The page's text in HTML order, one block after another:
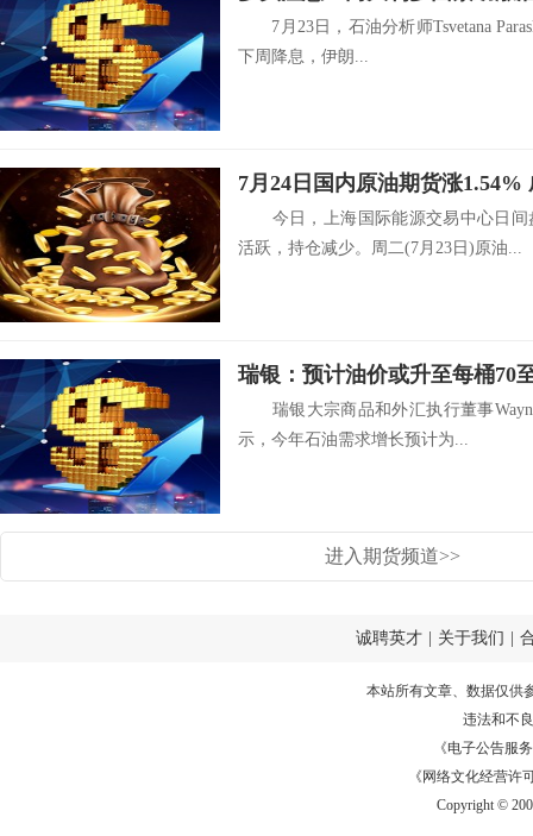
7月23日，石油分析师Tsvetana
下周降息，伊朗...
7月24日国内原油期货涨
今日，上海国际能源交易中心日间
活跃，持仓减少。周二(7月23日)原油...
瑞银：预计油价或升至每桶70
瑞银大宗商品和外汇执行董事
示，今年石油需求增长预计为...
进入期货频道>>
诚聘英才 关于我们
本站所有文章、数据仅供
违法和不
《电子公告服务
《网络文化经营许
Copyright ©